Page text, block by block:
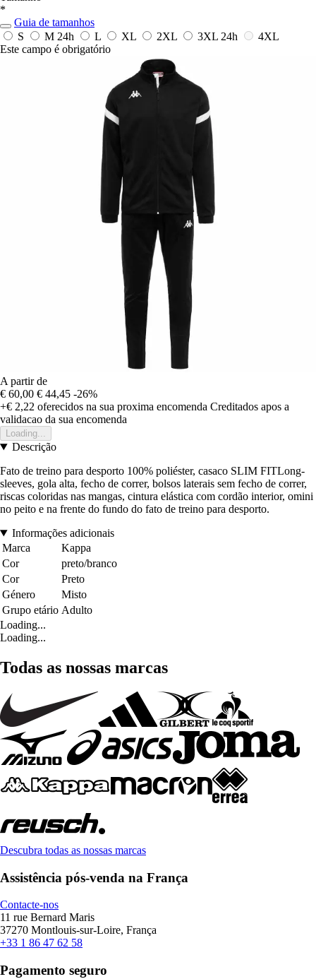
*
Guia de tamanhos
S
M 24h L XL 2XL 3XL 24h
4XL
Este campo é obrigatório
A partir de
€ 60,00 € 44,45 -26%
+€ 2,22 oferecidos na sua proxima encomenda Creditados apos a
validacao da sua encomenda
Loading...
Descrição
Fato de treino para desporto 100% poliéster, casaco SLIM FITLong-
sleeves, gola alta, fecho de correr, bolsos laterais sem fecho de correr,
riscas coloridas nas mangas, cintura elástica com cordão interior, omini
no peito e na frente do fundo do fato de treino para desporto.
Informações adicionais
Marca
Kappa
Cor
preto/branco
Cor
Preto
Género
Misto
Grupo etário Adulto
Loading...
Loading...
Todas as nossas marcas
Descubra todas as nossas marcas
Assistência pós-venda na França
Contacte-nos
11 rue Bernard Maris
37270 Montlouis-sur-Loire, França
+33 1 86 47 62 58
Pagamento seguro